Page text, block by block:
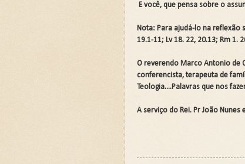
E você, que pensa sobre o
Nota: Para ajudá-lo na reflexão
19.1-11; Lv 18. 22, 20.13; Rm 1.
O reverendo Marco Antonio de
conferencista, terapeuta de
Teologia....Palavras que nos
A serviço do Rei. Pr João Nunes